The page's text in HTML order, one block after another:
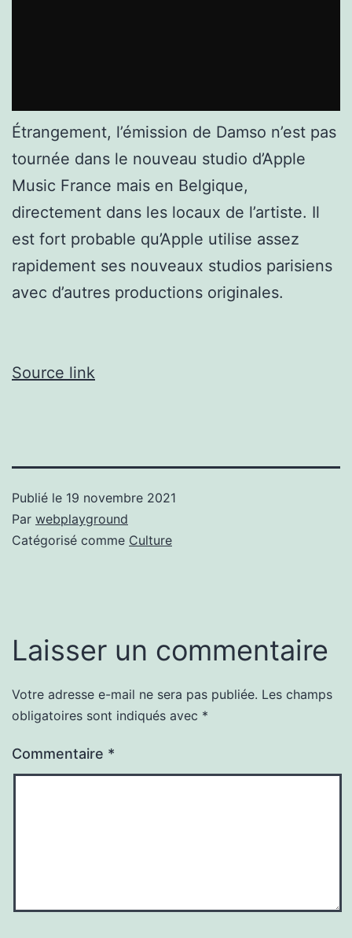
Étrangement, l’émission de Damso n’est pas
tournée dans le nouveau studio d’Apple
Music France mais en Belgique,
directement dans les locaux de l’artiste. Il
est fort probable qu’Apple utilise assez
rapidement ses nouveaux studios parisiens
avec d’autres productions originales.
Source link
Publié le 19 novembre 2021
Par webplayground
Catégorisé comme Culture
Laisser un commentaire
Votre adresse e-mail ne sera pas publiée. Les champs
obligatoires sont indiqués avec *
Commentaire *